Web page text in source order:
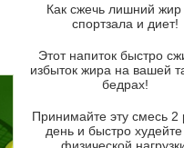
Суп-крем из цветной
Французский луковый
Суп из баклажанов с
Грибной крем-суп с
козьим сыром
Как сжечь лишний жир
спортзала и диет!
Этот напиток быстро
избыток жира на вашей
бедрах!
Принимайте эту смесь 2
день и быстро худейте